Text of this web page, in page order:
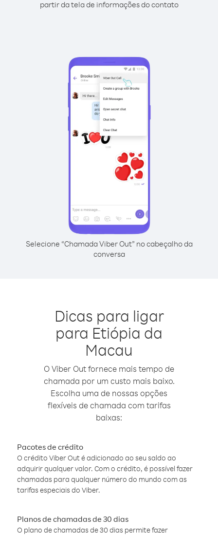
partir da tela de informações do contato
Selecione “Chamada Viber Out” no cabeçalho da
conversa
Dicas para ligar
para Etiópia da
Macau
O Viber Out fornece mais tempo de
chamada por um custo mais baixo.
Escolha uma de nossas opções
flexíveis de chamada com tarifas
baixas:
Pacotes de crédito
O crédito Viber Out é adicionado ao seu saldo ao
adquirir qualquer valor. Com o crédito, é possível fazer
chamadas para qualquer número do mundo com as
tarifas especiais do Viber.
Planos de chamadas de 30 dias
O plano de chamadas de 30 dias permite fazer